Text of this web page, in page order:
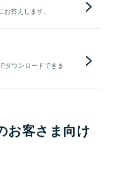
答えします。
ダウンロードできま
お客さま向け